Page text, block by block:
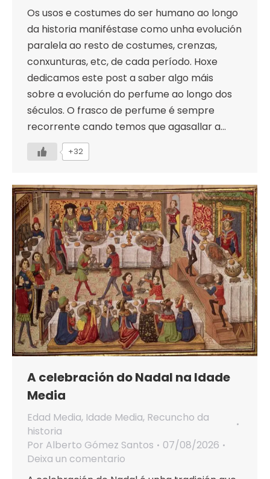
Os usos e costumes do ser humano ao longo
da historia maniféstase como unha evolución
paralela ao resto de costumes, crenzas,
conxunturas, etc, de cada período. Hoxe
dedicamos este post a saber algo máis
sobre a evolución do perfume ao longo dos
séculos. O frasco de perfume é sempre
recorrente cando temos que agasallar a…
+32
A celebración do Nadal na Idade
Media
Edad Media, Idade Media, Recuncho da
historia
Por Alberto Gómez Santos
07/08/2026
Deixa un comentario